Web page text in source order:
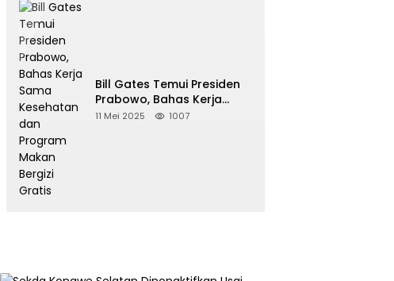
Bill Gates Temui Presiden
Prabowo, Bahas Kerja
Sama Kesehatan dan
11 Mei 2025 1007